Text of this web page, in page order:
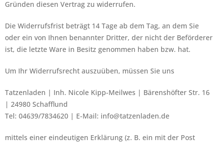
Gründen diesen Vertrag zu widerrufen.
Die Widerrufsfrist beträgt 14 Tage ab dem Tag, an dem Sie
oder ein von Ihnen benannter Dritter, der nicht der Beförderer
ist, die letzte Ware in Besitz genommen haben bzw. hat.
Um Ihr Widerrufsrecht auszuüben, müssen Sie uns
Tatzenladen | Inh. Nicole Kipp-Meilwes | Bärenshöfter Str. 16
| 24980 Schafflund
Tel: 04639/7834620 | E-Mail: info@tatzenladen.de
mittels einer eindeutigen Erklärung (z. B. ein mit der Post